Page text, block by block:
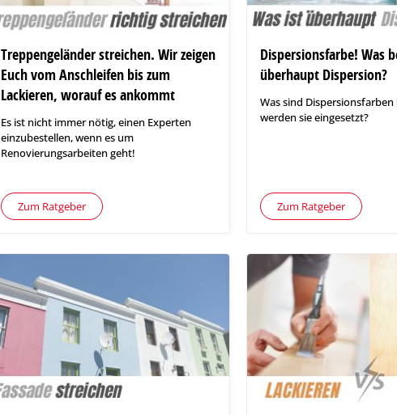
Treppengeländer streichen. Wir zeigen
Euch vom Anschleifen bis zum
Lackieren, worauf es ankommt
Es ist nicht immer nötig, einen Experten
einzubestellen, wenn es um
Renovierungsarbeiten geht!
Zum Ratgeber
Dispersionsfarbe! Was
überhaupt Dispersion?
Was sind
werden sie eingesetzt?
Zum Ratgeber